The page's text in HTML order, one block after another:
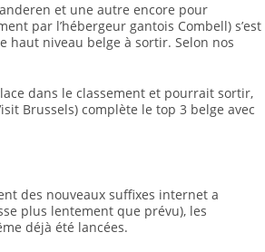
et une autre encore pour
par l’hébergeur gantois Combell) s’est
haut niveau belge à sortir. Selon nos
dans le classement et pourrait sortir,
Brussels) complète le top 3 belge avec
des nouveaux suffixes internet a
plus lentement que prévu), les
déjà été lancées.